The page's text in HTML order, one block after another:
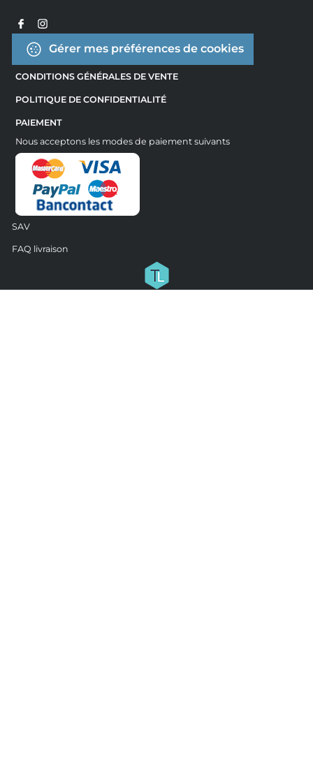
Gérer mes préférences de cookies
CONDITIONS GÉNÉRALES DE VENTE
POLITIQUE DE CONFIDENTIALITÉ
PAIEMENT
Nous acceptons les modes de paiement suivants
SAV
FAQ livraison